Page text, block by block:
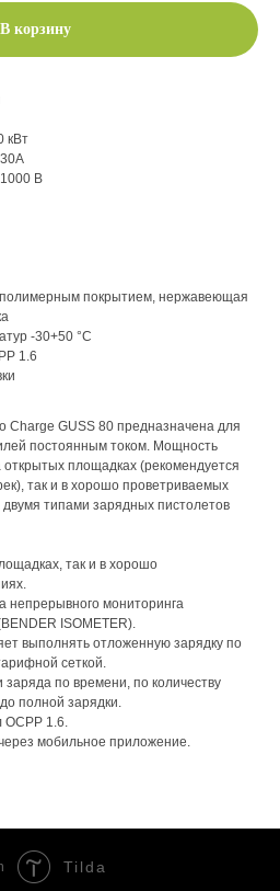
В корзину
кВт
В
покрытием, нержавеющая
-30+50 °C
1.6
Charge GUSS 80 предназначена для
постоянным током. Мощность
площадках (рекомендуется
так и в хорошо проветриваемых
типами зарядных пистолетов
так и в хорошо
непрерывного мониторинга
ISOMETER).
выполнять отложенную зарядку по
сеткой.
по времени, по количеству
полной зарядки.
OCPP 1.6.
мобильное приложение.
Tilda